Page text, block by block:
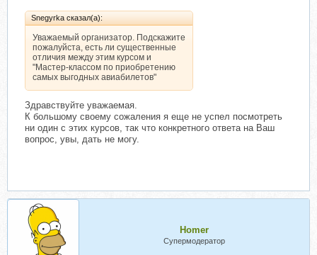
Snegyrka сказал(а):
Уважаемый организатор. Подскажите
пожалуйста, есть ли существенные
отличия между этим курсом и
"Мастер-классом по приобретению
самых выгодных авиабилетов"
Здравствуйте уважаемая.
К большому своему сожаления я еще не успел посмотреть
ни один с этих курсов, так что конкретного ответа на Ваш
вопрос, увы, дать не могу.
Homer
Супермодератор